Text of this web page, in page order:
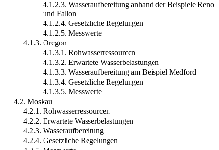
4.1.2.3. Wasseraufbereitung anhand der Beispiele Reno
und Fallon
4.1.2.4. Gesetzliche Regelungen
4.1.2.5. Messwerte
4.1.3. Oregon
4.1.3.1. Rohwasserressourcen
4.1.3.2. Erwartete Wasserbelastungen
4.1.3.3. Wasseraufbereitung am Beispiel Medford
4.1.3.4. Gesetzliche Regelungen
4.1.3.5. Messwerte
4.2. Moskau
4.2.1. Rohwasserressourcen
4.2.2. Erwartete Wasserbelastungen
4.2.3. Wasseraufbereitung
4.2.4. Gesetzliche Regelungen